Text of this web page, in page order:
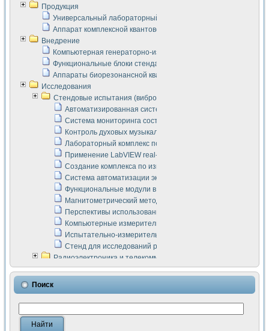
Продукция
Универсальный лабораторный стенд "Сигнал-USB"
Аппарат комплексной квантовой терапии Интроскан
Внедрение
Компьютерная генераторно-измерительная система
Функциональные блоки стенда "Сигнал-USB"
Аппараты биорезонансной квантовой терапии серии СКАН
Исследования
Стендовые испытания (виброакустика, тензометрия и т.п.)
Автоматизированная система измерения параметров
Система мониторинга состояния тяговых
Контроль духовых музыкальных инструментов
Лабораторный комплекс по исследованию элементной
Применение LabVIEW real-time module для
Создание комплекса по измерению скорости подвижного
Система автоматизации экспериментальных
Функциональные модули в стандарте Nl SCXI для
Магнитометрический метод в дефектоскопии сварных
Перспективы использования машинного зрения в
Компьютерные измерительные системы для
Испытательно-измерительный комплекс аппаратуры для
Стенд для исследований рабочих процессов ДВС в
Радиоэлектроника и телекоммуникации
LabVIEW в расчетах радиолиний систем передачи данных
Аппаратно-программный комплекс для исследования
Виртуальный лабораторный стенд для исследования
Измерение шумовых параметров операционных
Измерительный преобразователь на основе цифровой
Поиск